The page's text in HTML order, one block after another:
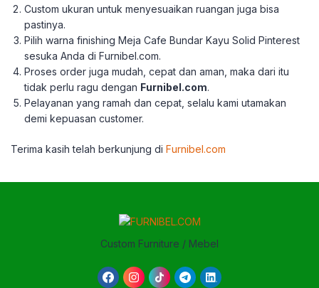
Custom ukuran untuk menyesuaikan ruangan juga bisa
pastinya.
Pilih warna finishing Meja Cafe Bundar Kayu Solid Pinterest
sesuka Anda di Furnibel.com.
Proses order juga mudah, cepat dan aman, maka dari itu
tidak perlu ragu dengan Furnibel.com.
Pelayanan yang ramah dan cepat, selalu kami utamakan
demi kepuasan customer.
Terima kasih telah berkunjung di Furnibel.com
Custom Furniture / Mebel